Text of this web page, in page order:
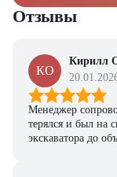
Отзывы
КО
Кирилл
Менеджер
терялся и был на
экскаватора до